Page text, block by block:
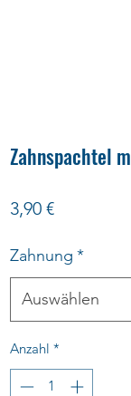
Zahnspachtel
3,90 €Preis
Zahnung *
Auswählen
Anzahl *